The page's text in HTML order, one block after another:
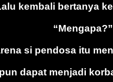
kembali bertanya
“Mengapa?”
si pendosa itu
dapat menjadi